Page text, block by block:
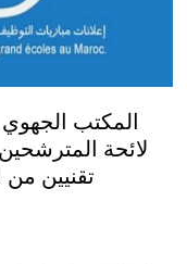
المكتب
لائحة
تقنيين من